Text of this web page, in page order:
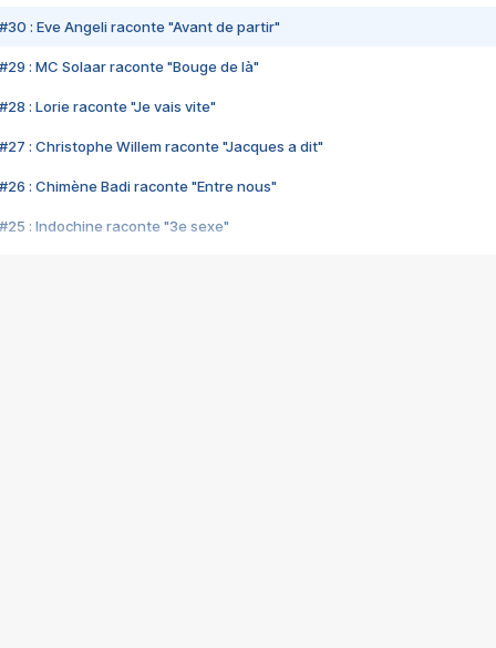
#30 : Eve Angeli raconte "Avant de partir"
#29 : MC Solaar raconte "Bouge de là"
#28 : Lorie raconte "Je vais vite"
#27 : Christophe Willem raconte "Jacques a dit"
#26 : Chimène Badi raconte "Entre nous"
#25 : Indochine raconte "3e sexe"